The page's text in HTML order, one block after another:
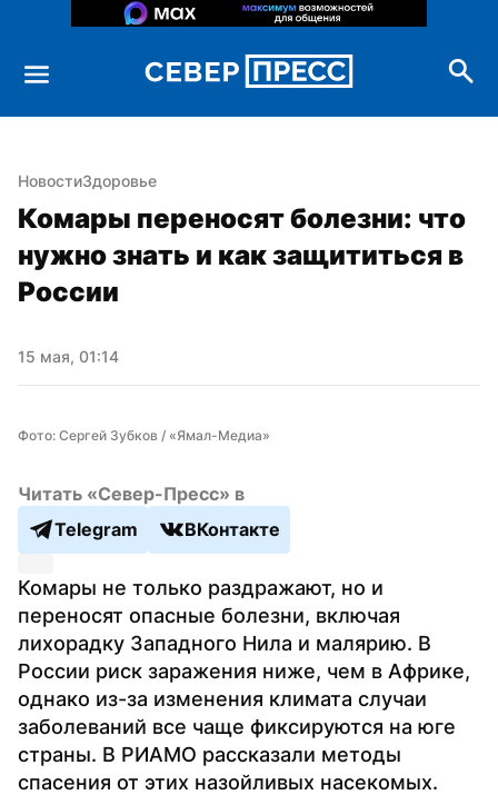
НовостиЗдоровье
Комары переносят болезни: что
нужно знать и как защититься в
России
15 мая, 01:14
Фото: Сергей Зубков / «Ямал-Медиа»
Читать «Север-Пресс» в
Telegram
ВКонтакте
Комары не только раздражают, но и
переносят опасные болезни, включая
лихорадку Западного Нила и малярию. В
России риск заражения ниже, чем в Африке,
однако из-за изменения климата случаи
заболеваний все чаще фиксируются на юге
страны. В РИАМО рассказали методы
спасения от этих назойливых насекомых.